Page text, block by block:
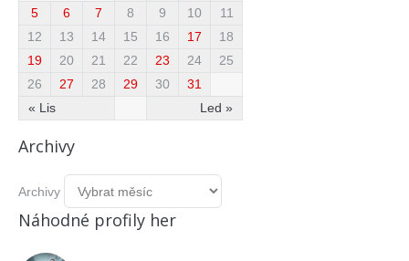
« Lis Led »
5
6 7 8 9 10
11
12
13 14 15 16 17
18
19
20 21 22 23 24
25
26
27 28 29 30 31
Archivy
Archivy
Náhodné profily her